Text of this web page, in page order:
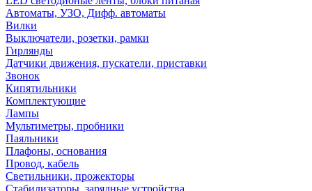
Автоматы, УЗО, Дифф. автоматы
Вилки
Выключатели, розетки, рамки
Гирлянды
Датчики движения, пускатели, приставки
Звонок
Кипятильники
Комплектующие
Лампы
Мультиметры, пробники
Паяльники
Плафоны, основания
Провод, кабель
Светильники, прожекторы
Стабилизаторы, зарядные устройства